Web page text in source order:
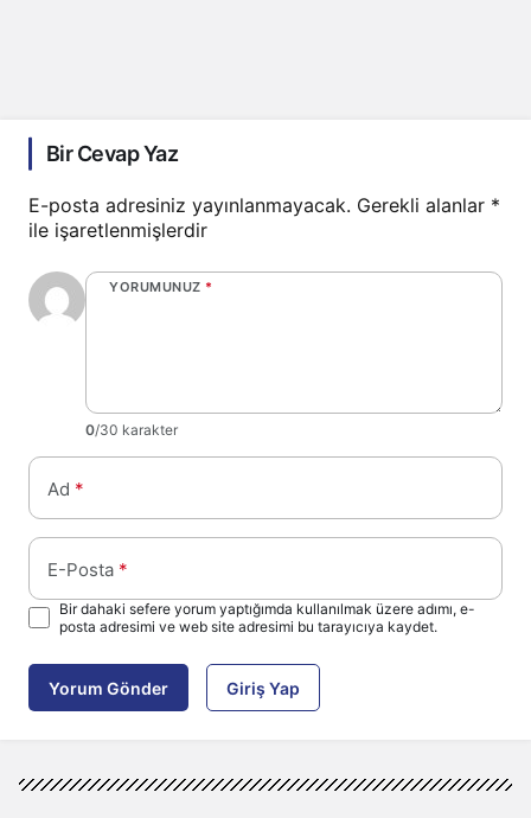
Bir Cevap Yaz
E-posta adresiniz yayınlanmayacak. Gerekli alanlar *
ile işaretlenmişlerdir
YORUMUNUZ *
0/30 karakter
Ad *
E-Posta *
Bir dahaki sefere yorum yaptığımda kullanılmak üzere adımı, e-
posta adresimi ve web site adresimi bu tarayıcıya kaydet.
Yorum Gönder Giriş Yap